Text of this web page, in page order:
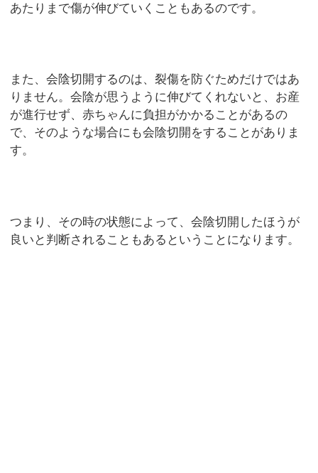
あたりまで傷が伸びていくこともあるのです。
また、会陰切開するのは、裂傷を防ぐためだけではあ
りません。会陰が思うように伸びてくれないと、お産
が進行せず、赤ちゃんに負担がかかることがあるの
で、そのような場合にも会陰切開をすることがありま
す。
つまり、その時の状態によって、会陰切開したほうが
良いと判断されることもあるということになります。